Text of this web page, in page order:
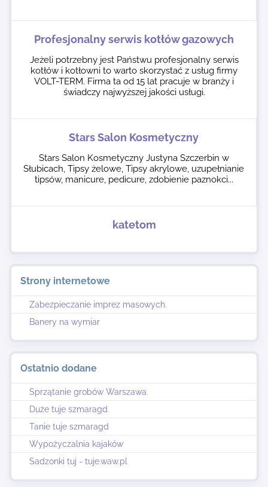
Strony internetowe
Zabezpieczanie imprez masowych.
Banery na wymiar
Ostatnio dodane
Sprzątanie grobów Warszawa
Duże tuje szmaragd
Tanie tuje szmaragd
Wypożyczalnia kajaków
Sadzonki tuj - tuje.waw.pl
Profesjonalny serwis kotłów gazowych
Jeżeli potrzebny jest Państwu profesjonalny serwis
kotłów i kotłowni to warto skorzystać z usług firmy
VOLT-TERM. Firma ta od 15 lat pracuje w branży i
świadczy najwyższej jakości usługi.
Stars Salon Kosmetyczny
Stars Salon Kosmetyczny Justyna Szczerbin w
Słubicach, Tipsy żelowe, Tipsy akrylowe, uzupełnianie
tipsów, manicure, pedicure, zdobienie paznokci...
katetom